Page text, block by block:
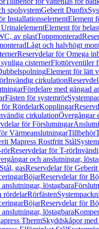
spolsystemGeberit Duofix
InstallationselementElement
Element för
av plastToppmonterad
Lågt och halvhögt
Reservdelar för Omega
cisternerFlottörventiler
Element för lätt
Invändig cirkulation
Fördelare med gängad
Fästen för systemrör
för RördelarKopplingar
cirkulationÖvergångar
för Förslutningar
VärmeanslutningarTillbehör
Mapress Rostfritt Stål
rörReservdelar för T-rör
och anslutningar,
gasReservdelar för
BöjarReservdelar för
löstagbara
rördelarRörfästen
BöjarReservdelar för
löstagbara
ThermSkyddskåpor